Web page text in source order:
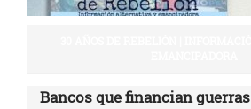
Bancos que financian guerras